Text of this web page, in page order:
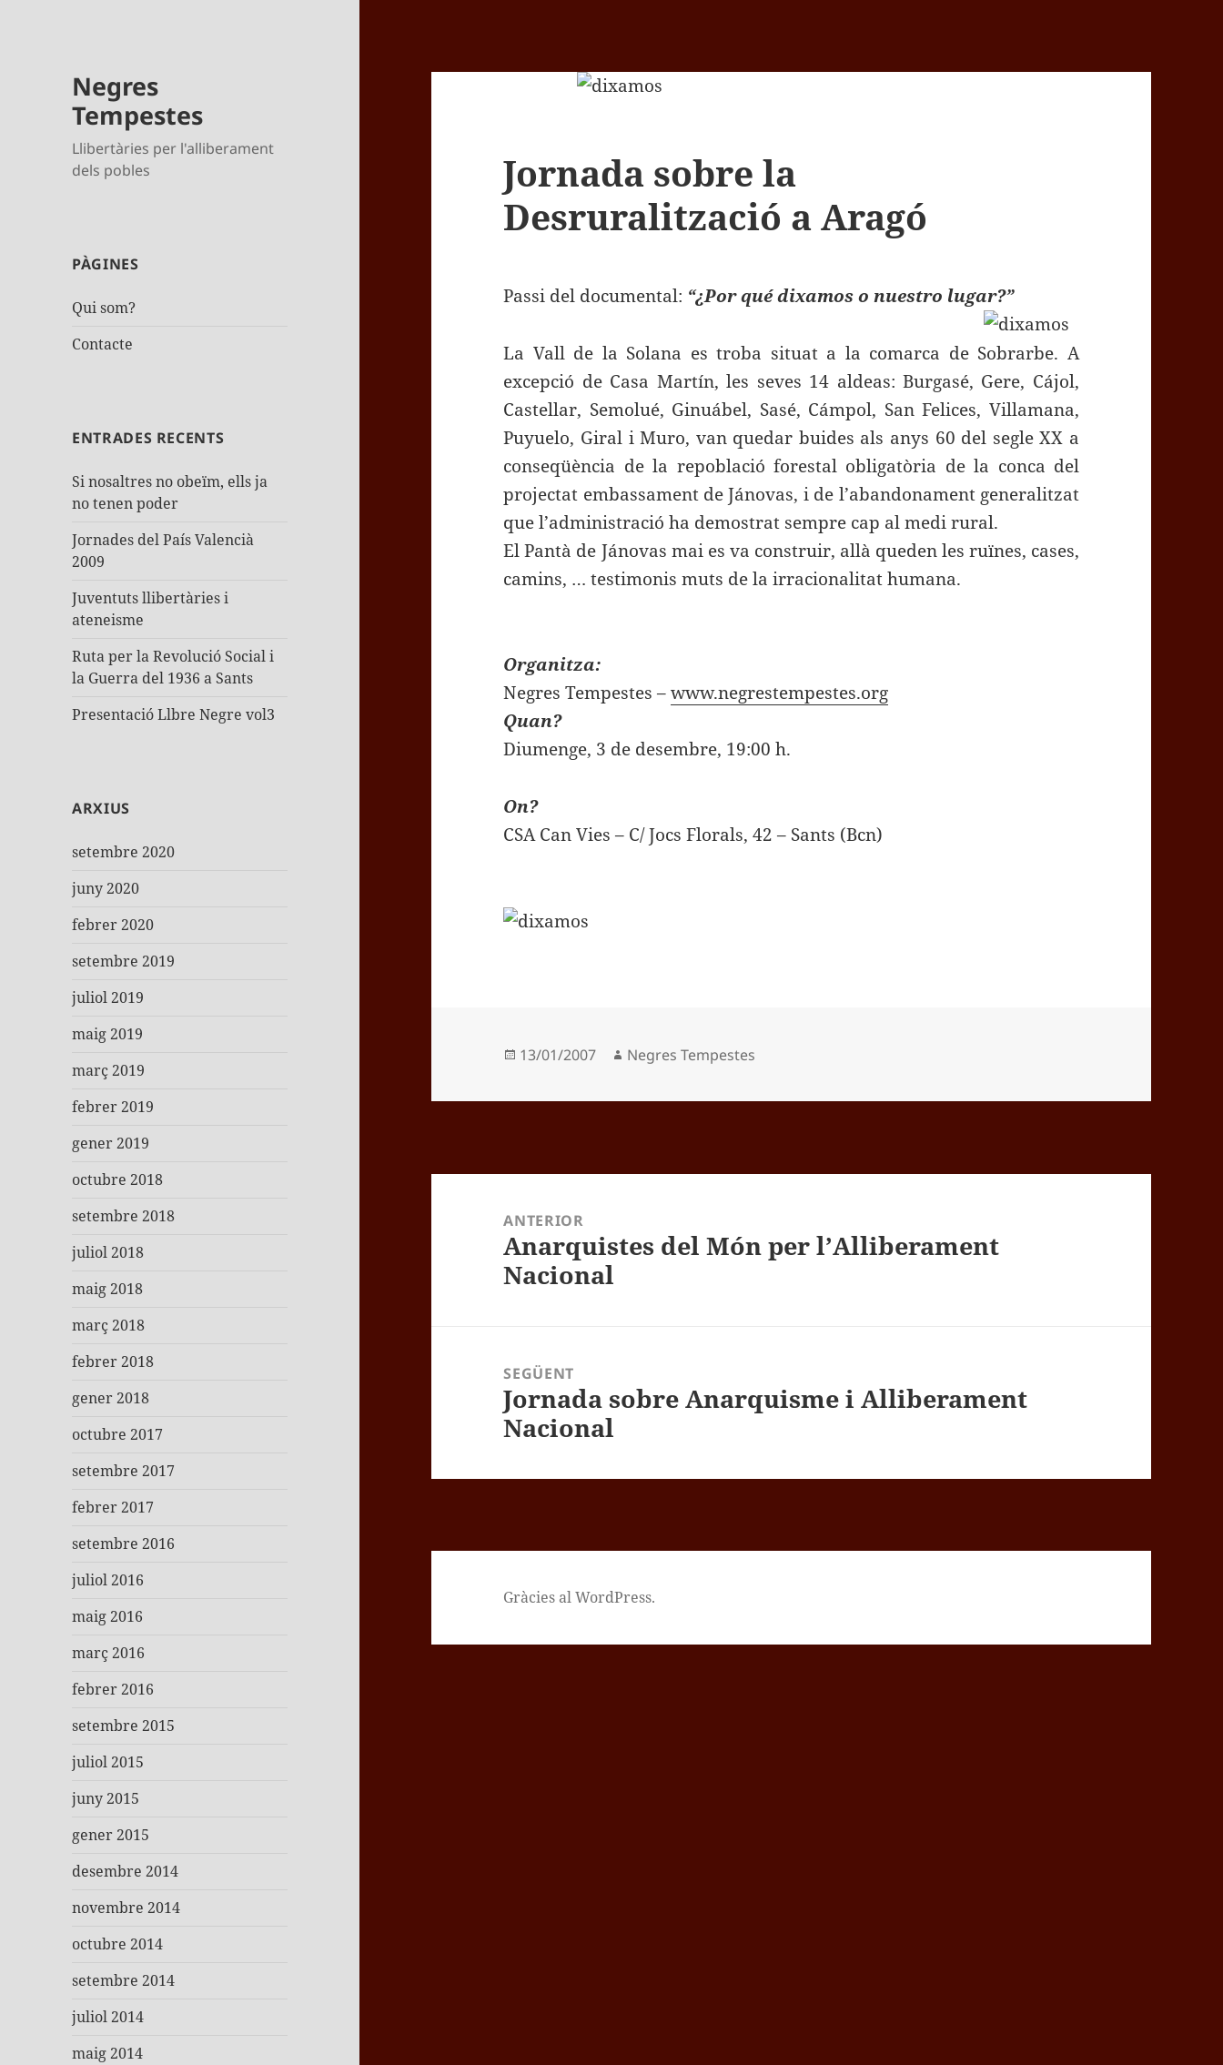
Negres
Tempestes
Llibertàries per l'alliberament
dels pobles
PÀGINES
Qui som?
Contacte
ENTRADES RECENTS
Si nosaltres no obeïm, ells ja
no tenen poder
Jornades del País Valencià
2009
Juventuts llibertàries i
ateneisme
Ruta per la Revolució Social i
la Guerra del 1936 a Sants
Presentació Llbre Negre vol3
ARXIUS
setembre 2020
juny 2020
febrer 2020
setembre 2019
juliol 2019
maig 2019
març 2019
febrer 2019
gener 2019
octubre 2018
setembre 2018
juliol 2018
maig 2018
març 2018
febrer 2018
gener 2018
octubre 2017
setembre 2017
febrer 2017
setembre 2016
juliol 2016
maig 2016
març 2016
febrer 2016
setembre 2015
juliol 2015
juny 2015
gener 2015
desembre 2014
novembre 2014
octubre 2014
setembre 2014
juliol 2014
maig 2014
Jornada sobre la
Desruralització a Aragó
Passi del documental: “¿Por qué dixamos o nuestro lugar?”
La Vall de la Solana es troba situat a la comarca de Sobrarbe. A
excepció de Casa Martín, les seves 14 aldeas: Burgasé, Gere, Cájol,
Castellar, Semolué, Ginuábel, Sasé, Cámpol, San Felices, Villamana,
Puyuelo, Giral i Muro, van quedar buides als anys 60 del segle XX a
conseqüència de la repoblació forestal obligatòria de la conca del
projectat embassament de Jánovas, i de l’abandonament generalitzat
que l’administració ha demostrat sempre cap al medi rural.
El Pantà de Jánovas mai es va construir, allà queden les ruïnes, cases,
camins, … testimonis muts de la irracionalitat humana.
Organitza:
Negres Tempestes –www.negrestempestes.org
Quan?
Diumenge, 3 de desembre, 19:00 h.
On?
CSA Can Vies – C/ Jocs Florals, 42 – Sants (Bcn)
Publicat
13/01/2007 Autor
Negres Tempestes
d'entradesANTERIOR
Entrada
anterior:
Anarquistes del Món per l’Alliberament
Nacional
SEGÜENT
Entrada
següent:
Jornada sobre Anarquisme i Alliberament
Nacional
Gràcies al WordPress.